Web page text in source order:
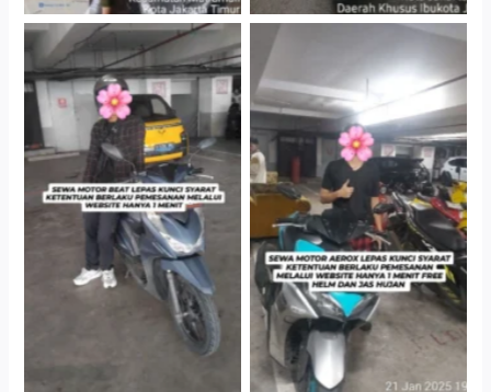
Cityplaza Jatinegara
Gedung Parkir P6A
Cityplaza Jatinegara
Gedung Parkir P6A